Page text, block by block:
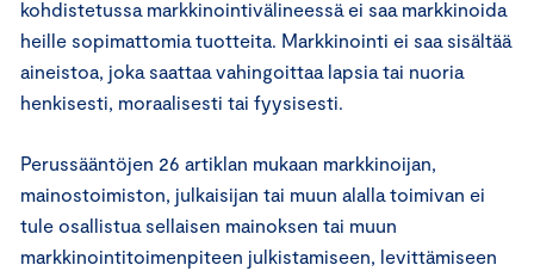
kohdistetussa markkinointivälineessä ei saa markkinoida
heille sopimattomia tuotteita. Markkinointi ei saa sisältää
aineistoa, joka saattaa vahingoittaa lapsia tai nuoria
henkisesti, moraalisesti tai fyysisesti.
Perussääntöjen 26 artiklan mukaan markkinoijan,
mainostoimiston, julkaisijan tai muun alalla toimivan ei
tule osallistua sellaisen mainoksen tai muun
markkinointitoimenpiteen julkistamiseen, levittämiseen